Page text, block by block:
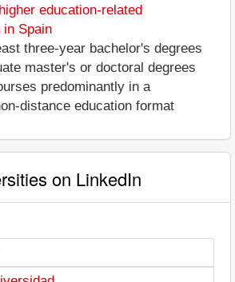
higher education-related
in Spain
three-year bachelor's degrees
master's or doctoral degrees
predominantly in a
distance education format
on LinkedIn